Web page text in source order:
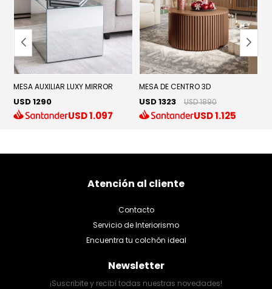
MESA AUXILIAR LUXY MIRROR
USD 1290
USD1.097
MESA DE CENTRO 3D
USD 1323 USD 1890
USD1.125
Atención al cliente
Contacto
Servicio de Interiorismo
Encuentra tu colchón ideal
Newsletter
¡Suscribite y recibí todas nuestras novedades!